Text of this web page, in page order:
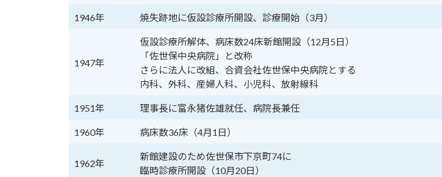
1946年 焼失跡地に仮設診療所開設、診療開始（3月）
1947年
仮設診療所解体、病床数24床新館開設（12月5日）
「佐世保中央病院」と改称
さらに法人に改組、合資会社佐世保中央病院とする
内科、外科、産婦人科、小児科、放射線科
1951年 理事長に富永猪佐雄就任、病院長兼任
1960年 病床数36床（4月1日）
1962年
新館建設のため佐世保市下京町74に
臨時診療所開設（10月20日）